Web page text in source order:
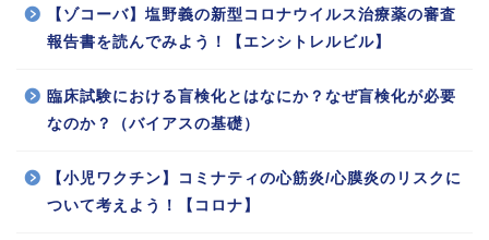
【ゾコーバ】塩野義の新型コロナウイルス治療薬の審査
報告書を読んでみよう！【エンシトレルビル】
臨床試験における盲検化とはなにか？なぜ盲検化が必要
なのか？（バイアスの基礎）
【小児ワクチン】コミナティの心筋炎/心膜炎のリスクに
ついて考えよう！【コロナ】